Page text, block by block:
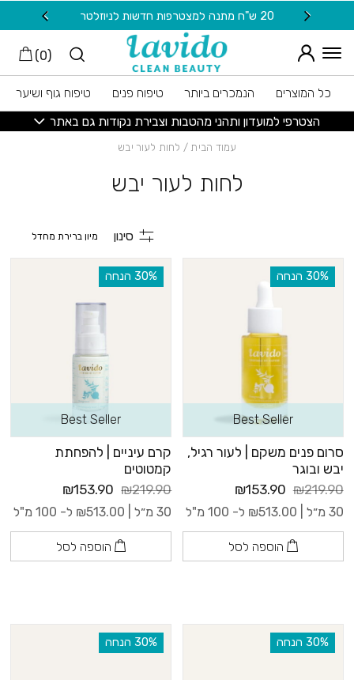
Skip to Content
20 ש"ח מתנה למצטרפות חדשות לניוזלטר
(
0
)
כל המוצרים הנמכרים ביותר טיפוח פנים
טיפוח גוף ושיער
הצטרפי למועדון ותהני מהטבות וצבירת נקודות גם באתר
עמוד הבית / לחות לעור יבש
לחות לעור יבש
סינון
‫30% הנחה
Best Seller
סרום פנים משקם | לעור רגיל,
יבש ובוגר
₪219.90
₪153.90
30 מ״ל | ₪513.00 ל- 100 מ"ל
הוספה לסל
‫30% הנחה
Best Seller
קרם עיניים | להפחתת
קמטוטים
₪219.90
₪153.90
30 מ״ל | ₪513.00 ל- 100 מ"ל
הוספה לסל
‫30% הנחה ‫30% הנחה
בחזרה למעלה